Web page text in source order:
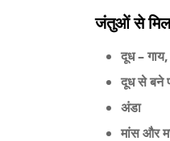
जंतुओं से
दूध–
दूध से बने
अंडा
मांस और